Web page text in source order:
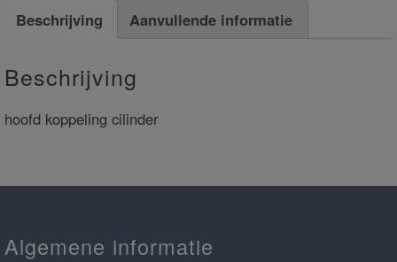
Beschrijving Aanvullende informatie
Beschrijving
hoofd koppeling cilinder
Algemene informatie